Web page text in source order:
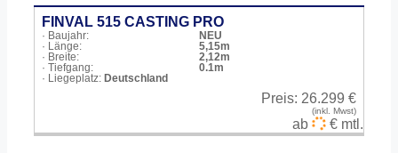
FINVAL 515 CASTING PRO
· Baujahr:
NEU
· Länge:
5,15m
· Breite:
2,12m
· Tiefgang:
0.1m
· Liegeplatz: Deutschland
Preis: 26.299 €
(inkl. Mwst)
ab € mtl.